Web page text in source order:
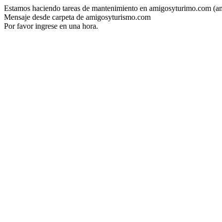
Estamos haciendo tareas de mantenimiento en amigosyturimo.com
Mensaje desde carpeta de amigosyturismo.com
Por favor ingrese en una hora.